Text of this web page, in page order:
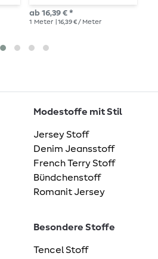
ab 16,39 € *
1 Meter | 16,39 € / Meter
Modestoffe mit Stil
Jersey Stoff
Denim Jeansstoff
French Terry Stoff
Bündchenstoff
Romanit Jersey
Besondere Stoffe
Tencel Stoff